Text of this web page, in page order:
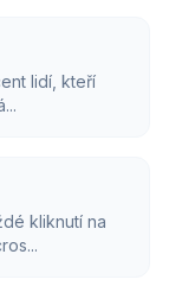
lidí, kteří
kliknutí na